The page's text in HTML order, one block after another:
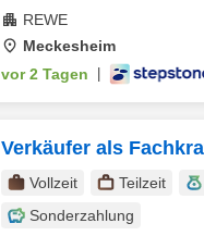
REWE
Meckesheim
vor 2 Tagen
Verkäufer als
Vollzeit Teilzeit
Sonderzahlung